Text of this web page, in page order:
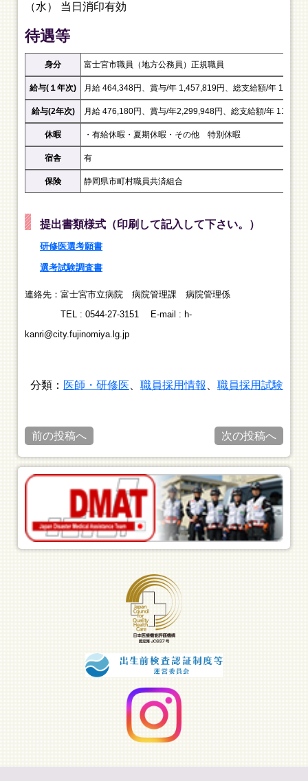
（水） 当日消印有効
待遇等
身分
給与(１年次)
給与(2年次)
休暇
宿舎
保険
富士宮市職員（地方公務員）正規職員
月給 464,348円、賞与/年 1,457,819円、総支給額/年
月給 476,180円、賞与/年2,299,948円、総支給額/年
・有給休暇 ・夏期休暇 ・その他 特別休暇
有
静岡県市町村職員共済組合
提出書類様式（印刷して記入して下さい。）
研修医選考願書
選考試験調査書
連絡先：富士宮市立病院 病院管理課 病院管理係
TEL : 0544-27-3151
E-mail : h-
kanri@city.fujinomiya.lg.jp
分類： 医師・研修医 職員採用情報 職員採用試験
前の投稿へ 次の投稿へ